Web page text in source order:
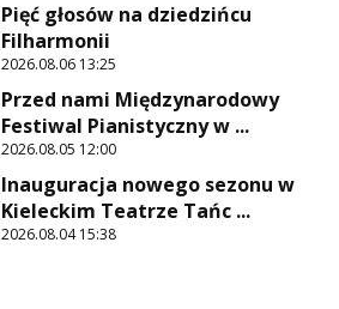
Pięć głosów na dziedzińcu
Filharmonii
2026.08.06 13:25
Przed nami Międzynarodowy
Festiwal Pianistyczny w ...
2026.08.05 12:00
Inauguracja nowego sezonu w
Kieleckim Teatrze Tańc ...
2026.08.04 15:38